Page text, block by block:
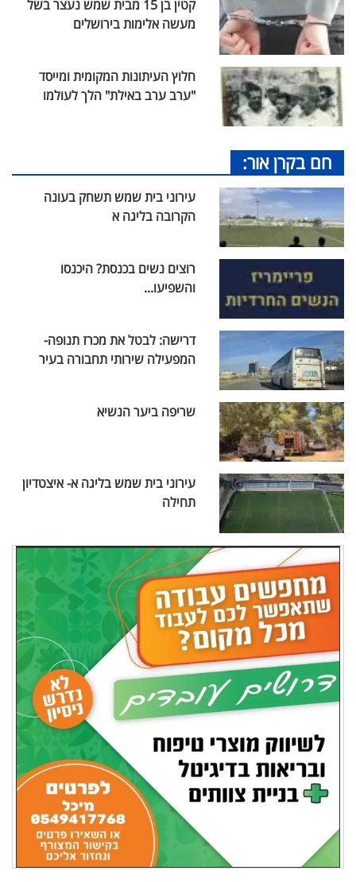
קטין בן 15 מבית שמש נעצר בשל
מעשה אלימות בירושלים
חלוץ העיתונות המקומית ומייסד
"ערב ערב באילת" הלך לעולמו
חם בקרן אור:
עירוני בית שמש תשחק בעונה
הקרובה בליגה א
רוצים נשים בכנסת? היכנסו
והשפיעו...
דרישה: לבטל את מכרז תנופה-
המפעילה שירותי תחבורה בעיר
שריפה ביער הנשיא
עירוני בית שמש בליגה א- איצטדיון
תחילה